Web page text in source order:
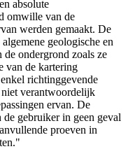
absolute
omwille van de
werden gemaakt. De
geologische en
de ondergrond zoals ze
van de kartering
richtinggevende
niet verantwoordelijk
ervan. De
de gebruiker in geen geval
proeven in